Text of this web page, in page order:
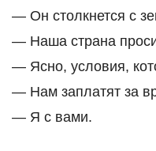
— Он столкнется с
— Наша страна
— Ясно, условия,
— Нам заплатят за
— Я с вами.